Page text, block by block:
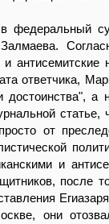
федеральный
антисемитские
ответчика,
а
статье,
от
и
после
они